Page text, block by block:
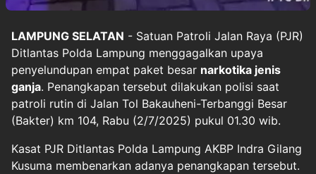
LAMPUNG SELATAN - Satuan Patroli Jalan Raya (PJR)
Ditlantas Polda Lampung menggagalkan upaya
penyelundupan empat paket besar narkotika jenis
ganja. Penangkapan tersebut dilakukan polisi saat
patroli rutin di Jalan Tol Bakauheni-Terbanggi Besar
(Bakter) km 104, Rabu (2/7/2025) pukul 01.30 wib.
Kasat PJR Ditlantas Polda Lampung AKBP Indra Gilang
Kusuma membenarkan adanya penangkapan tersebut.